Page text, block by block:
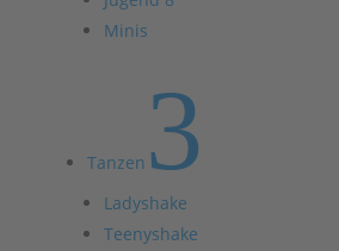
Minis
Tanzen 3
Ladyshake
Teenyshake